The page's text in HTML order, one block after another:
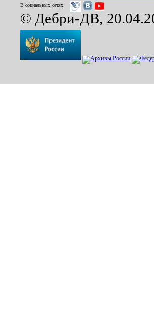
В социальных сетях:
© Дебри-ДВ,